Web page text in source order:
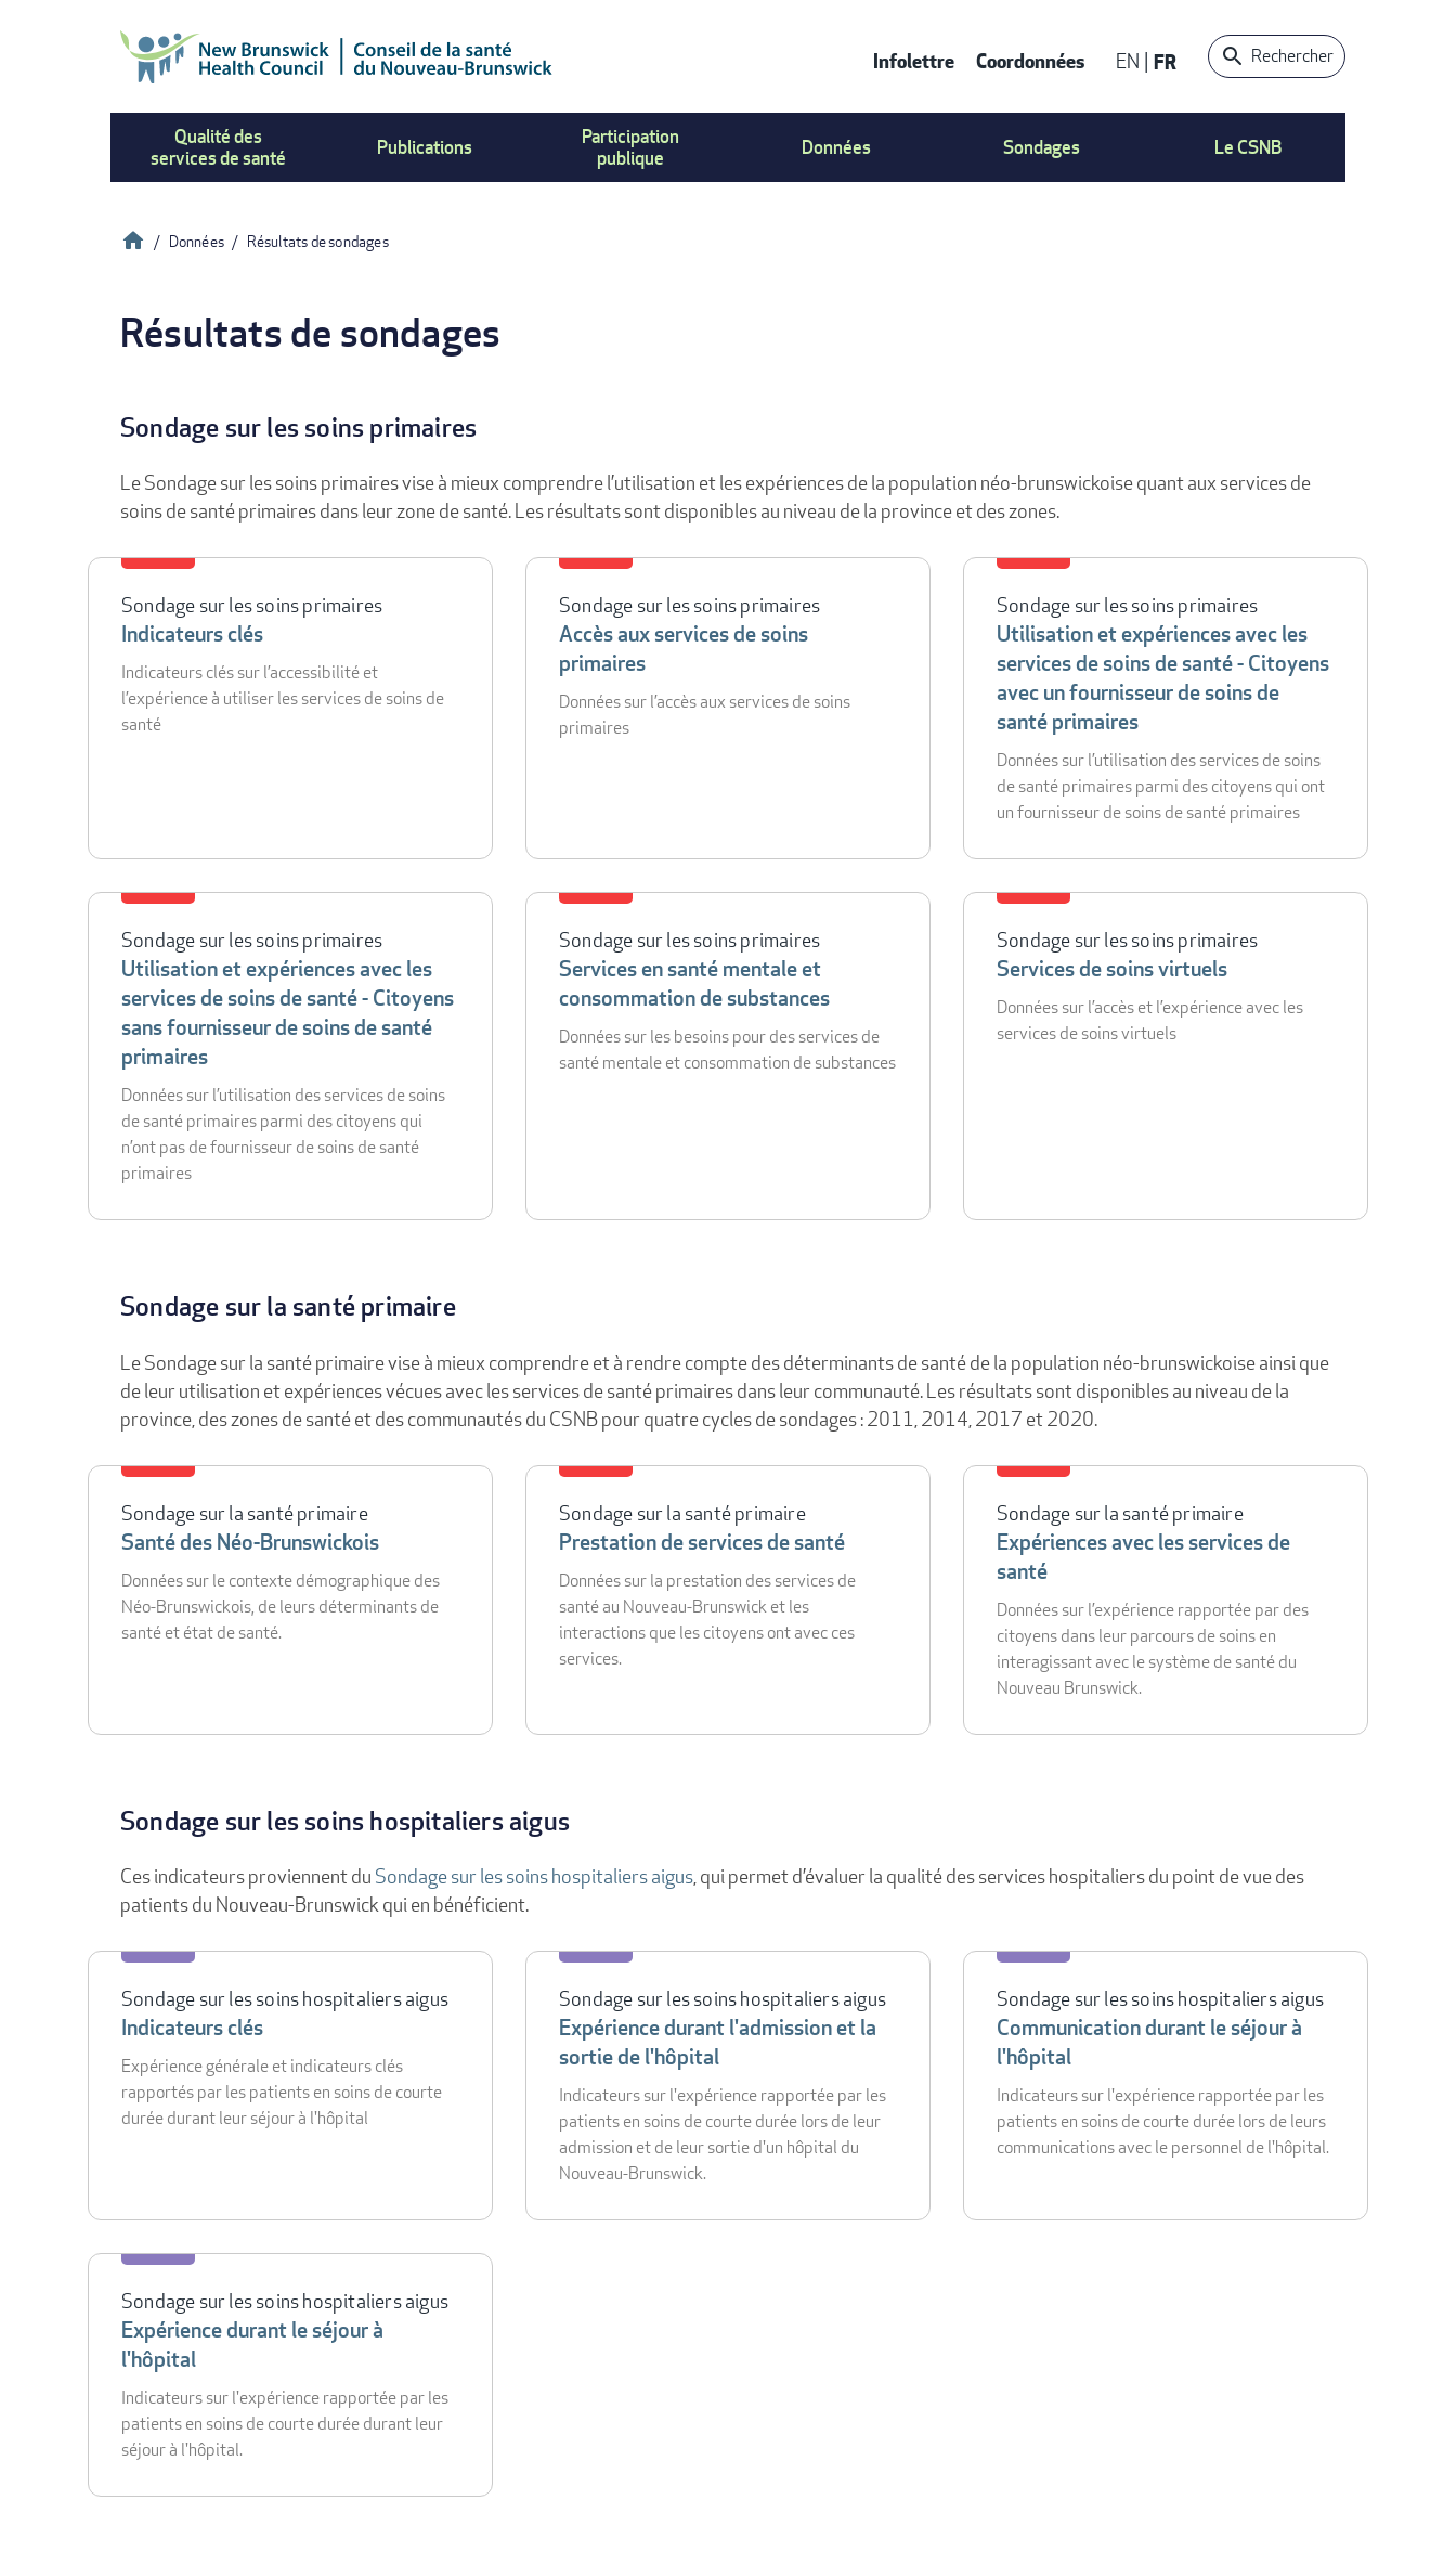
Contact
Menu
Infolettre Coordonnées EN FR Rechercher
Qualité des
services de santé
Publications
Participation
publique
Données Sondages Le CSNB
d'Ariane
Accueil
Données Résultats de sondages
Résultats de sondages
Sondage sur les soins primaires
Le Sondage sur les soins primaires vise à mieux comprendre l’utilisation et les expériences de la population néo-brunswickoise quant aux services de
soins de santé primaires dans leur zone de santé. Les résultats sont disponibles au niveau de la province et des zones.
Sondage sur les soins primaires
Indicateurs clés
Indicateurs clés sur l’accessibilité et
l’expérience à utiliser les services de soins de
santé
Sondage sur les soins primaires
Accès aux services de soins
primaires
Données sur l’accès aux services de soins
primaires
Sondage sur les soins primaires
Utilisation et expériences avec les
services de soins de santé - Citoyens
avec un fournisseur de soins de
santé primaires
Données sur l’utilisation des services de soins
de santé primaires parmi des citoyens qui ont
un fournisseur de soins de santé primaires
Sondage sur les soins primaires
Utilisation et expériences avec les
services de soins de santé - Citoyens
sans fournisseur de soins de santé
primaires
Données sur l’utilisation des services de soins
de santé primaires parmi des citoyens qui
n’ont pas de fournisseur de soins de santé
primaires
Sondage sur les soins primaires
Services en santé mentale et
consommation de substances
Données sur les besoins pour des services de
santé mentale et consommation de substances
Sondage sur les soins primaires
Services de soins virtuels
Données sur l’accès et l’expérience avec les
services de soins virtuels
Sondage sur la santé primaire
Le Sondage sur la santé primaire vise à mieux comprendre et à rendre compte des déterminants de santé de la population néo-brunswickoise ainsi que
de leur utilisation et expériences vécues avec les services de santé primaires dans leur communauté. Les résultats sont disponibles au niveau de la
province, des zones de santé et des communautés du CSNB pour quatre cycles de sondages : 2011, 2014, 2017 et 2020.
Sondage sur la santé primaire
Santé des Néo-Brunswickois
Données sur le contexte démographique des
Néo-Brunswickois, de leurs déterminants de
santé et état de santé.
Sondage sur la santé primaire
Prestation de services de santé
Données sur la prestation des services de
santé au Nouveau-Brunswick et les
interactions que les citoyens ont avec ces
services.
Sondage sur la santé primaire
Expériences avec les services de
santé
Données sur l’expérience rapportée par des
citoyens dans leur parcours de soins en
interagissant avec le système de santé du
Nouveau Brunswick.
Sondage sur les soins hospitaliers aigus
Ces indicateurs proviennent du Sondage sur les soins hospitaliers aigus, qui permet d’évaluer la qualité des services hospitaliers du point de vue des
patients du Nouveau-Brunswick qui en bénéficient.
Sondage sur les soins hospitaliers aigus
Indicateurs clés
Expérience générale et indicateurs clés
rapportés par les patients en soins de courte
durée durant leur séjour à l'hôpital
Sondage sur les soins hospitaliers aigus
Expérience durant l'admission et la
sortie de l'hôpital
Indicateurs sur l'expérience rapportée par les
patients en soins de courte durée lors de leur
admission et de leur sortie d'un hôpital du
Nouveau-Brunswick.
Sondage sur les soins hospitaliers aigus
Communication durant le séjour à
l'hôpital
Indicateurs sur l'expérience rapportée par les
patients en soins de courte durée lors de leurs
communications avec le personnel de l'hôpital.
Sondage sur les soins hospitaliers aigus
Expérience durant le séjour à
l'hôpital
Indicateurs sur l'expérience rapportée par les
patients en soins de courte durée durant leur
séjour à l'hôpital.